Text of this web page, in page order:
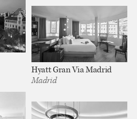
Hyatt Gran Via Madrid
Madrid